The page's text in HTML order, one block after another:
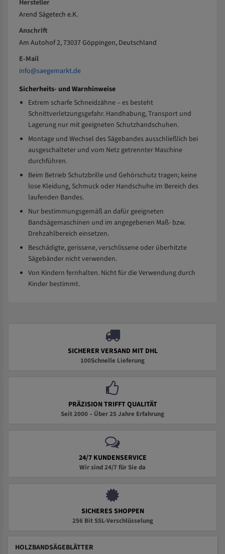
Hersteller
Arend Sägetech e.K.
Anschrift
Am Autohof 2, 73037 Göppingen, Deutschland
E-Mail
info@saegemarkt.de
Sicherheits- und Warnhinweise
Extrem scharfe Schneidzähne – es besteht
Schnittverletzungsgefahr. Handhabung, Transport und
Lagerung nur mit geeigneten Schutzhandschuhen.
Montage und Wechsel des Sägebandes ausschließlich bei
ausgeschalteter und vom Netz getrennter Maschine
durchführen.
Beim Betrieb Schutzbrille und Gehörschutz tragen; keine
lose Kleidung, Schmuck oder Handschuhe im Bereich des
laufenden Bandes.
Nur bestimmungsgemäß an dafür geeigneten
Bandsägemaschinen und im angegebenen Maß- bzw.
Drehzahlbereich einsetzen.
Beschädigte, gerissene, verschlissene oder überhitzte
Sägebänder nicht verwenden.
Von Kindern fernhalten. Nicht für die Verwendung durch
Kinder bestimmt.
SICHERER VERSAND MIT DHL
100Schnelle Lieferung
PRÄZISION TRIFFT QUALITÄT
Seit 2000 – Über 25 Jahre Erfahrung
24/7 KUNDENSERVICE
Wir sind 24/7 für Sie da
SICHERES SHOPPEN
256 Bit SSL-Verschlüsselung
HOLZBANDSÄGEBLÄTTER